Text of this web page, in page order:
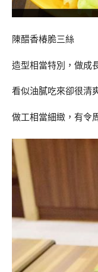
陳醋香椿脆三絲
造型相當特別，做成
看似油膩吃來卻很清
做工相當細緻，有令